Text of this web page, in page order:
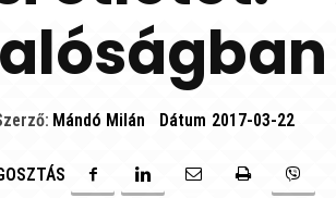
Mándó Milán Dátum 2017-03-22